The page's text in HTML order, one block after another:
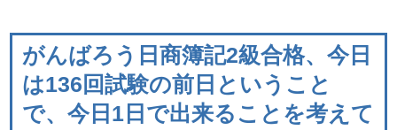
がんばろう日商簿記2級合格、今日
は136回試験の前日ということ
で、今日1日で出来ることを考えて